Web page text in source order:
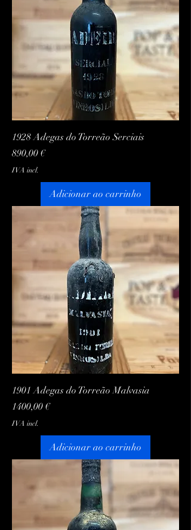
1928 Adegas do Torreão Serciais
Preço
890,00 €
IVA incl.
Adicionar ao carrinho
1901 Adegas do Torreão Malvasia
Preço
1400,00 €
IVA incl.
Adicionar ao carrinho